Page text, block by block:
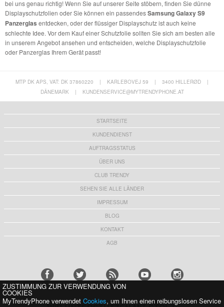
bei uns genau richtig! Wenn Sie auf unserer Seite stöbern, finden Sie dünne
Displayschutzfolien oder Sie können ein passendesSamsung Galaxy S9
Panzerglas entdecken, oder der flüssiger Displayschutz ist auch keine
schlechte Idee. Vor dem Kauf einer Schutzfolie sollten Sie sich am besten alle
in unserem Angebot ansehen und entscheiden, welche Displayschutzfolie
oder Panzerglas Ihrem Gerät passt!
MTP DK APS, VAT: DK 37860220 | KARLEBOVEJ 59 | 3400 HILLERØD
|
DÄNEMARK
| KUNDENSERVICE@MYTRENDYPHONE.AT
STARTSEITE
KUNDENDIENST
AUFTRAGSSTATUS
ÜBER UNS
CLUB TRENDY
SEHEN SIE ALLE LÄNDER
IMPRESSUM
BLOG
KONTAKT
AGB
ZUSTIMMUNG ZUR VERWENDUNG VON
COOKIES
MyTrendyPhone verwendet Cookies, um Ihnen einen reibungslosen Service